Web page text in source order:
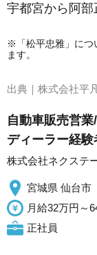
宇都宮から阿
※「松平忠雅」につ
ます。
出典｜ 株式会社平
自動車販売営
ディーラー経験
株式会社ネクステ
宮城県 仙台市
月給32万円～
正社員